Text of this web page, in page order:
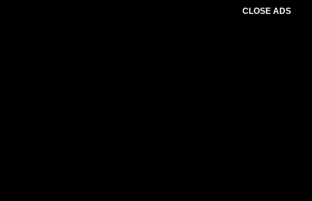
CLOSE ADS